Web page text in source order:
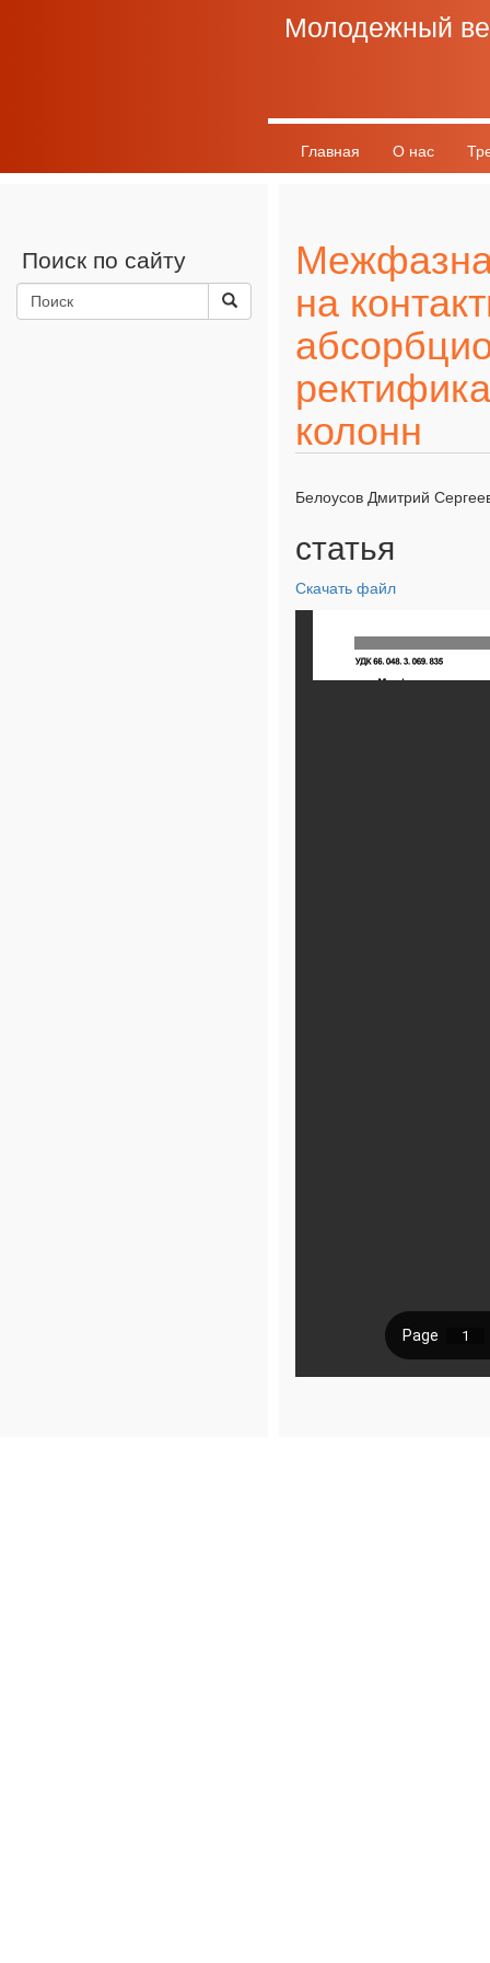
Молодежный
Главная О нас
Поиск по сайту
на
колонн
Белоусов Дмитрий
статья
Скачать файл